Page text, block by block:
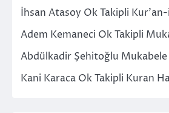
İhsan Atasoy Ok Takipli
Adem Kemaneci Ok Takipli
Abdülkadir Şehitoğlu Mukabele
Kani Karaca Ok Takipli Kuran